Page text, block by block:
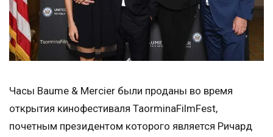
Часы Baume & Mercier были проданы во время
открытия кинофестиваля TaorminaFilmFest,
почетным президентом которого является Ричард